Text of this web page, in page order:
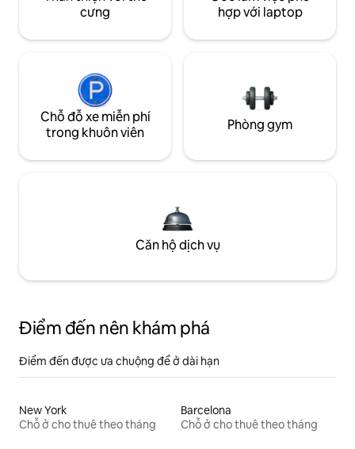
cưng
hợp với laptop
Chỗ đỗ xe miễn phí
trong khuôn viên
Phòng gym
Căn hộ dịch vụ
Điểm đến nên khám phá
Điểm đến được ưa chuộng để ở dài hạn
New York
Chỗ ở cho thuê theo tháng
Barcelona
Chỗ ở cho thuê theo tháng